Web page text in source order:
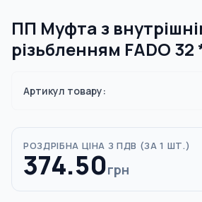
ПП Муфта з
різьбленням FADO 32
Артикул товару:
РОЗДРІБНА ЦІНА З ПДВ (ЗА 1 ШТ.)
374.50грн